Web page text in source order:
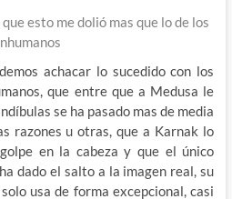
esto me dolió mas que lo de los
achacar lo sucedido con los
que entre que a Medusa le
se ha pasado mas de media
razones u otras, que a Karnak lo
en la cabeza y que el único
dado el salto a la imagen real, su
usa de forma excepcional, casi